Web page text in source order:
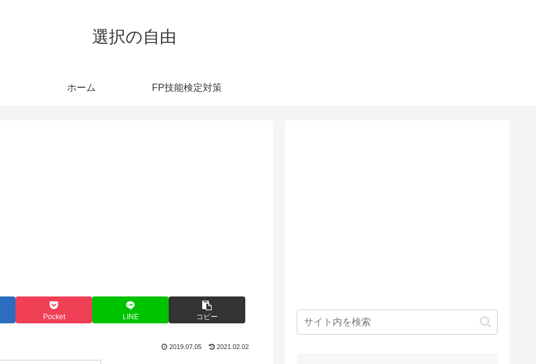
選択の自由
ホーム FP技能検定対策
Pocket LINE コピー
2019.07.05 2021.02.02